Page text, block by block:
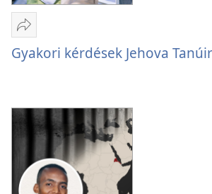
Megosztás
Gyakori
kérdések
Gyakori kérdések Jehova